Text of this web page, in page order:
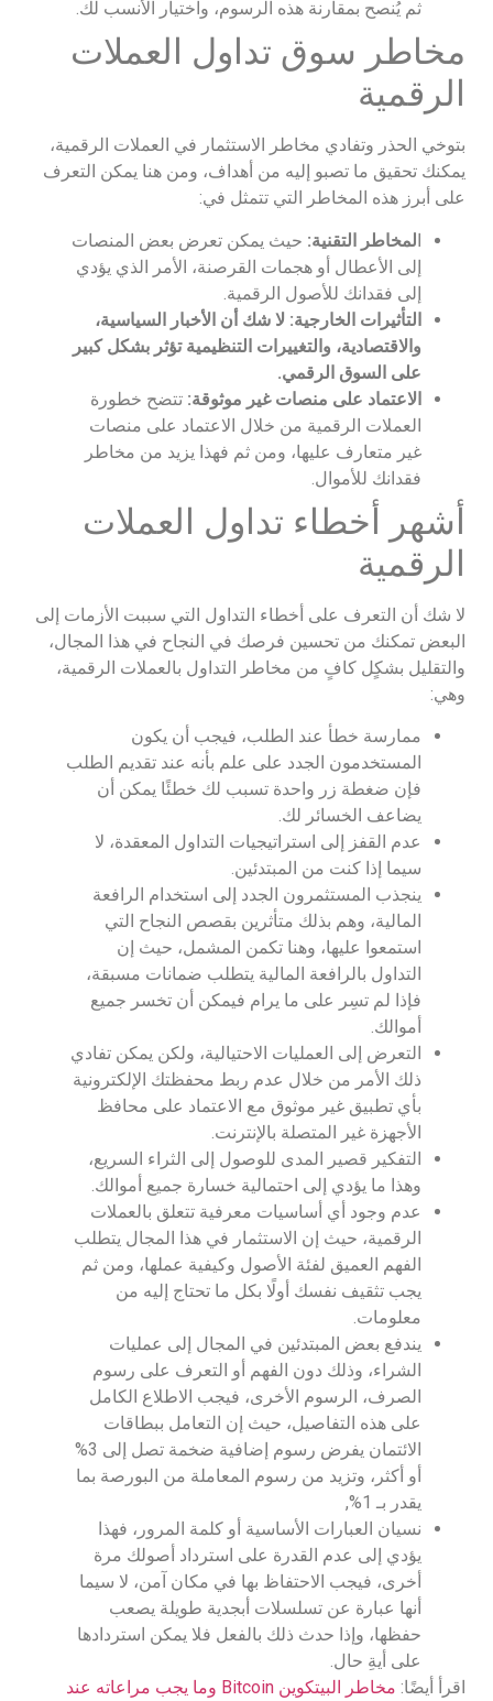
ثم يُنصح بمقارنة هذه الرسوم، واختيار الأنسب لك.
مخاطر سوق تداول العملات
الرقمية
بتوخي الحذر وتفادي مخاطر الاستثمار في العملات الرقمية،
يمكنك تحقيق ما تصبو إليه من أهداف، ومن هنا يمكن التعرف
على أبرز هذه المخاطر التي تتمثل في:
المخاطر التقنية: حيث يمكن تعرض بعض المنصات
إلى الأعطال أو هجمات القرصنة، الأمر الذي يؤدي
إلى فقدانك للأصول الرقمية.
التأثيرات الخارجية: لا شك أن الأخبار السياسية،
والاقتصادية، والتغييرات التنظيمية تؤثر بشكل كبير
على السوق الرقمي.
الاعتماد على منصات غير موثوقة: تتضح خطورة
العملات الرقمية من خلال الاعتماد على منصات
غير متعارف عليها، ومن ثم فهذا يزيد من مخاطر
فقدانك للأموال.
أشهر أخطاء تداول العملات
الرقمية
لا شك أن التعرف على أخطاء التداول التي سببت الأزمات إلى
البعض تمكنك من تحسين فرصك في النجاح في هذا المجال،
والتقليل بشكٍل كافٍ من مخاطر التداول بالعملات الرقمية،
وهي:
ممارسة خطأ عند الطلب، فيجب أن يكون
المستخدمون الجدد على علم بأنه عند تقديم الطلب
فإن ضغطة زر واحدة تسبب لك خطئًا يمكن أن
يضاعف الخسائر لك.
عدم القفز إلى استراتيجيات التداول المعقدة، لا
سيما إذا كنت من المبتدئين.
ينجذب المستثمرون الجدد إلى استخدام الرافعة
المالية، وهم بذلك متأثرين بقصص النجاح التي
استمعوا عليها، وهنا تكمن المشمل، حيث إن
التداول بالرافعة المالية يتطلب ضمانات مسبقة،
فإذا لم تسِر على ما يرام فيمكن أن تخسر جميع
أموالك.
التعرض إلى العمليات الاحتيالية، ولكن يمكن تفادي
ذلك الأمر من خلال عدم ربط محفظتك الإلكترونية
بأي تطبيق غير موثوق مع الاعتماد على محافظ
الأجهزة غير المتصلة بالإنترنت.
التفكير قصير المدى للوصول إلى الثراء السريع،
وهذا ما يؤدي إلى احتمالية خسارة جميع أموالك.
عدم وجود أي أساسيات معرفية تتعلق بالعملات
الرقمية، حيث إن الاستثمار في هذا المجال يتطلب
الفهم العميق لفئة الأصول وكيفية عملها، ومن ثم
يجب تثقيف نفسك أولًا بكل ما تحتاج إليه من
معلومات.
يندفع بعض المبتدئين في المجال إلى عمليات
الشراء، وذلك دون الفهم أو التعرف على رسوم
الصرف، الرسوم الأخرى، فيجب الاطلاع الكامل
على هذه التفاصيل، حيث إن التعامل ببطاقات
الائتمان يفرض رسوم إضافية ضخمة تصل إلى 3%
أو أكثر، وتزيد من رسوم المعاملة من البورصة بما
يقدر بـ 1%,
نسيان العبارات الأساسية أو كلمة المرور، فهذا
يؤدي إلى عدم القدرة على استرداد أصولك مرة
أخرى، فيجب الاحتفاظ بها في مكان آمن، لا سيما
أنها عبارة عن تسلسلات أبجدية طويلة يصعب
حفظها، وإذا حدث ذلك بالفعل فلا يمكن استردادها
على أيةِ حال.
اقرأ أيضًا:
مخاطر البيتكوين Bitcoin وما يجب مراعاته عند